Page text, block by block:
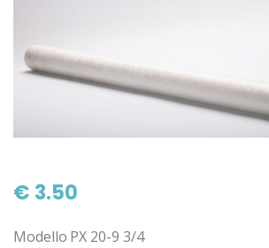
€ 3.50
Modello PX 20-9 3/4